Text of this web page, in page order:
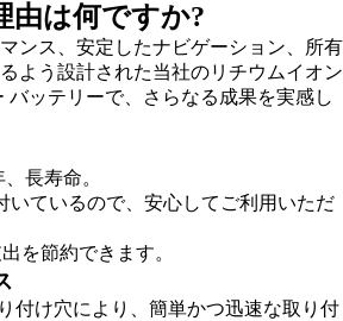
由は何ですか?
ンス、安定したナビゲーション、所有
よう設計された当社のリチウムイオン
バッテリーで、さらなる成果を実感し
長寿命。
いているので、安心してご利用いただ
を節約できます。
付け穴により、簡単かつ迅速な取り付